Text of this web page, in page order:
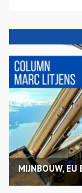
MIJNBOUW, EU